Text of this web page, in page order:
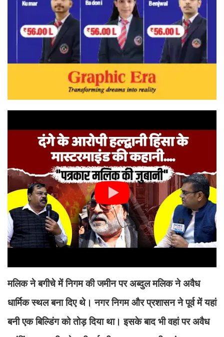
मलिक ने बगीचे में निगम की जमीन पर अब्दुल मलिक ने अवैध
धार्मिक स्थल बना दिए थे। नगर निगम और प्रशासन ने पूर्व में यहां
बनी एक बिल्डिंग को तोड़ दिया था। इसके बाद भी वहां पर अवैध